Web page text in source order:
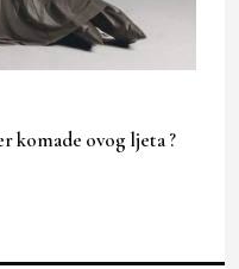
komade ovog ljeta ?